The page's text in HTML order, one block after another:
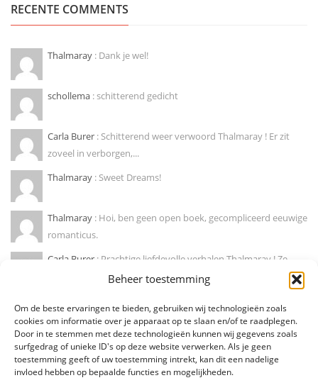
Beheer toestemming
Om de beste ervaringen te bieden, gebruiken wij technologieën zoals
cookies om informatie over je apparaat op te slaan en/of te raadplegen.
Door in te stemmen met deze technologieën kunnen wij gegevens zoals
surfgedrag of unieke ID's op deze website verwerken. Als je geen
toestemming geeft of uw toestemming intrekt, kan dit een nadelige
invloed hebben op bepaalde functies en mogelijkheden.
RECENTE COMMENTS
Thalmaray : Dank je wel!
schollema : schitterend gedicht
Carla Burer : Schitterend weer verwoord Thalmaray ! Er zit
zoveel in verborgen,...
Thalmaray : Sweet Dreams!
Thalmaray : Hoi, ben geen open boek, gecompliceerd eeuwige
romanticus.
Carla Burer : Prachtige liefdevolle verhalen Thalmaray ! Ze
doen mij wegdromen naar...
Diederik Den Dooven: Dit soort van eenzaamheid herken ik
als deel van mezelf!...